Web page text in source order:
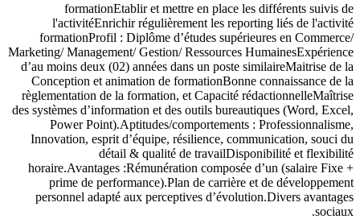
formationEtablir et mettre en place les différents suivis de
l'activitéEnrichir régulièrement les reporting liés de l'activité
formationProfil : Diplôme d’études supérieures en Commerce/
Marketing/ Management/ Gestion/ Ressources HumainesExpérience
d’au moins deux (02) années dans un poste similaireMaitrise de la
Conception et animation de formationBonne connaissance de la
règlementation de la formation, et Capacité rédactionnelleMaîtrise
des systèmes d’information et des outils bureautiques (Word, Excel,
Power Point).Aptitudes/comportements : Professionnalisme,
Innovation, esprit d’équipe, résilience, communication, souci du
détail & qualité de travailDisponibilité et flexibilité
horaire.Avantages :Rémunération composée d’un (salaire Fixe +
prime de performance).Plan de carrière et de développement
personnel adapté aux perceptives d’évolution.Divers avantages
sociaux.